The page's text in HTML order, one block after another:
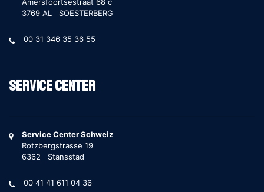
3769 AL SOESTERBERG
00 31 346 35 36 55
Service Center
Service Center Schweiz
Rotzbergstrasse 19
6362 Stansstad
00 41 41 611 04 36